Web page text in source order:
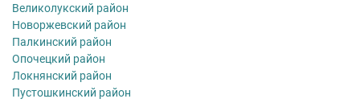
Великолукский район
Новоржевский район
Палкинский район
Опочецкий район
Локнянский район
Пустошкинский район